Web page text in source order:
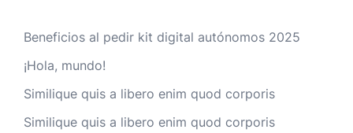
Beneficios al pedir kit digital autónomos 2025
¡Hola, mundo!
Similique quis a libero enim quod corporis
Similique quis a libero enim quod corporis